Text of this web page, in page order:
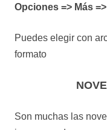
Opciones => Más
Puedes elegir con
formato
Son muchas las